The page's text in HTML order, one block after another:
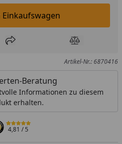
In den Einkaufswagen legen
Einkaufswagen
hinzufügen
Teilen Produkt
Artikel-Nr.: 6870416
Beratung
Informationen zu diesem
erhalten.
4,81/ 5